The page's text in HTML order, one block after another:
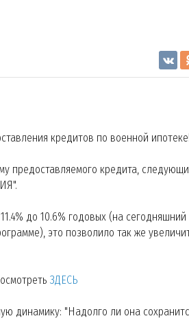
кредитов по военной ипотеке!
предоставляемого кредита,
до 10.6% годовых (на сегодняшний
это позволило так же
ЗДЕСЬ
динамику: "Надолго ли она